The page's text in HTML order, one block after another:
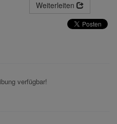
Weiterleiten
verfügbar!